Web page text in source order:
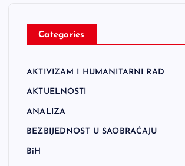
Categories
AKTIVIZAM I HUMANITARNI RAD
AKTUELNOSTI
ANALIZA
BEZBIJEDNOST U SAOBRAĆAJU
BiH